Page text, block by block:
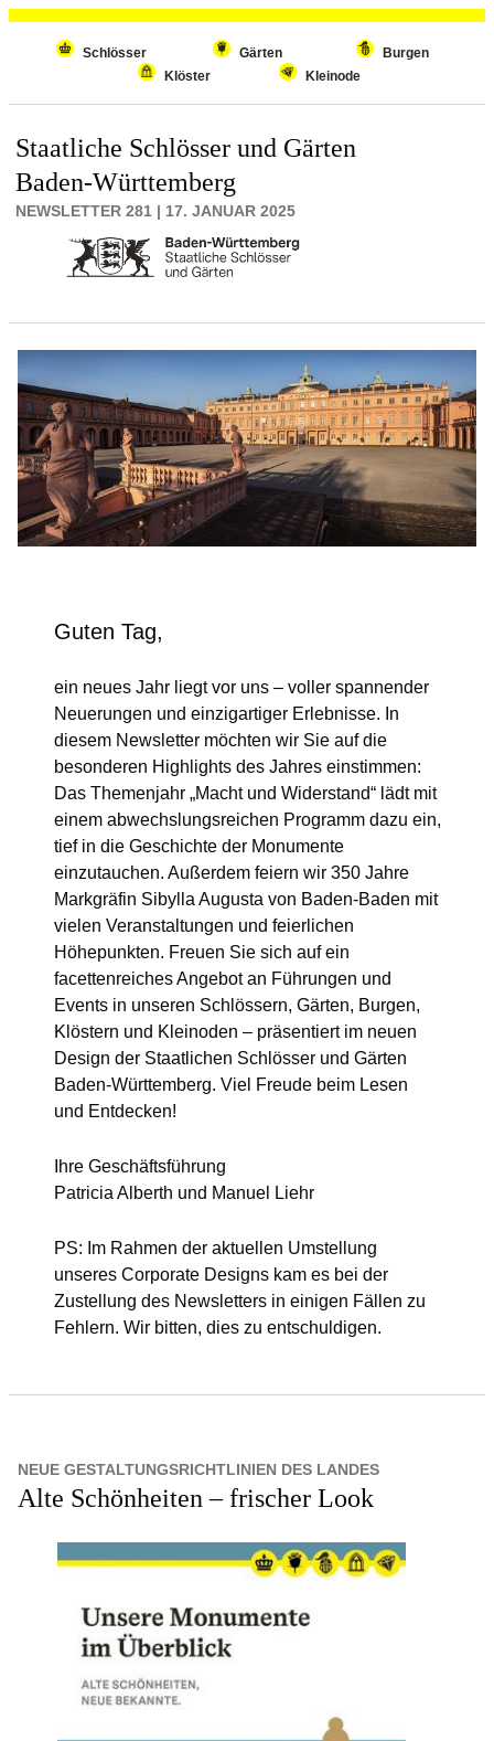
Wiederholenden Inhalt überspringen
Schlösser Gärten
Burgen
Klöster
Kleinode
Staatliche Schlösser und Gärten
Baden-Württemberg
NEWSLETTER 281 | 17. JANUAR 2025
Guten Tag,
ein neues Jahr liegt vor uns – voller spannender
Neuerungen und einzigartiger Erlebnisse. In
diesem Newsletter möchten wir Sie auf die
besonderen Highlights des Jahres einstimmen:
Das Themenjahr „Macht und Widerstand“ lädt mit
einem abwechslungsreichen Programm dazu ein,
tief in die Geschichte der Monumente
einzutauchen. Außerdem feiern wir 350 Jahre
Markgräfin Sibylla Augusta von Baden-Baden mit
vielen Veranstaltungen und feierlichen
Höhepunkten. Freuen Sie sich auf ein
facettenreiches Angebot an Führungen und
Events in unseren Schlössern, Gärten, Burgen,
Klöstern und Kleinoden – präsentiert im neuen
Design der Staatlichen Schlösser und Gärten
Baden-Württemberg. Viel Freude beim Lesen
und Entdecken!
Ihre Geschäftsführung
Patricia Alberth und Manuel Liehr
PS: Im Rahmen der aktuellen Umstellung
unseres Corporate Designs kam es bei der
Zustellung des Newsletters in einigen Fällen zu
Fehlern. Wir bitten, dies zu entschuldigen.
NEUE GESTALTUNGSRICHTLINIEN DES LANDES
Alte Schönheiten – frischer Look